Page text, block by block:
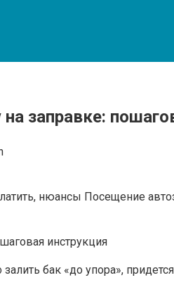
заправке:
нюансы Посещение
бак «до упора»,